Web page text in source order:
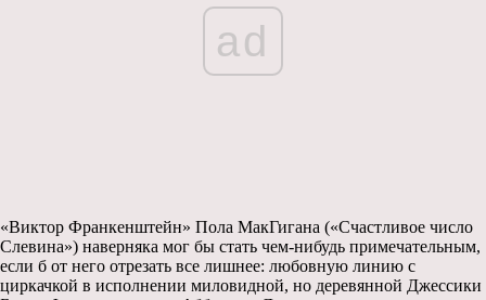
ad
«Виктор Франкенштейн» Пола МакГигана («Счастливое число
Слевина») наверняка мог бы стать чем-нибудь примечательным,
если б от него отрезать все лишнее: любовную линию с
циркачкой в исполнении миловидной, но деревянной Джессики